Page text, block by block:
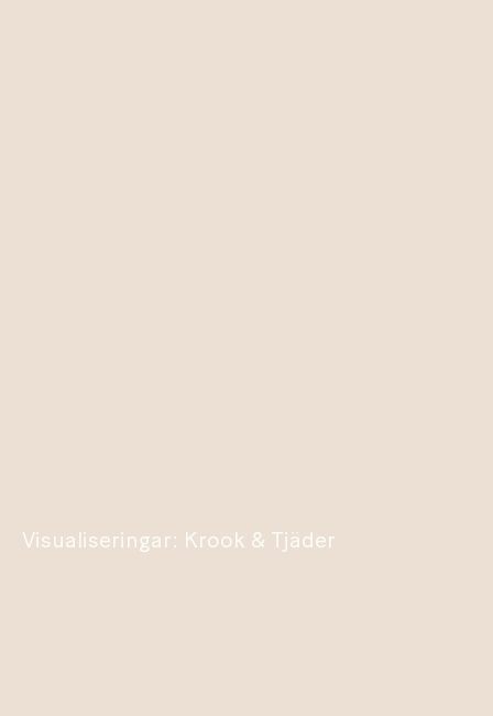
Visualiseringar: Krook & Tjäder